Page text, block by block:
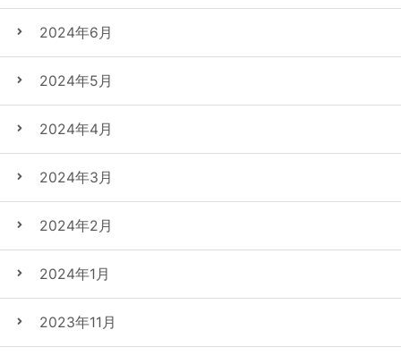
2024年6月
2024年5月
2024年4月
2024年3月
2024年2月
2024年1月
2023年11月